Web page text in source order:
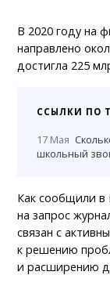
В 2020 году на
направлено
достигла 225
ССЫЛКИ ПО
17 Мая
школьный
Как сообщили в
на запрос
связан с
к решению
и расширению